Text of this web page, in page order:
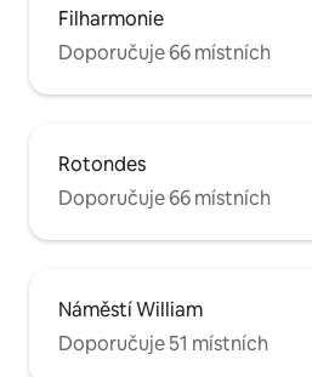
Filharmonie
Doporučuje 66 místních
Rotondes
Doporučuje 66 místních
Náměstí William
Doporučuje 51 místních